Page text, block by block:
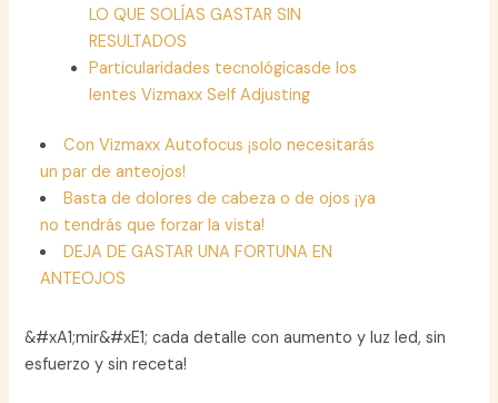
LO QUE SOLÍAS GASTAR SIN
RESULTADOS
Particularidades tecnológicasde los
lentes Vizmaxx Self Adjusting
Con Vizmaxx Autofocus ¡solo necesitarás
un par de anteojos!
Basta de dolores de cabeza o de ojos ¡ya
no tendrás que forzar la vista!
DEJA DE GASTAR UNA FORTUNA EN
ANTEOJOS
&#xA1;mir&#xE1; cada detalle con aumento y luz led, sin
esfuerzo y sin receta!